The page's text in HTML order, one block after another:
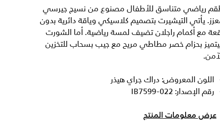
رياضي متناسق للأطفال مصنوع من نسيج جيرسي
يأتي التيشيرت بتصميم كلاسيكي وياقة دائرية بدون
مع أكمام راجلان تضيف لمسة رياضية. أما الشورت
بحزام خصر مطاطي مريح مع جيب بسحاب للتخزين
اللون المعروض: دراك جراي هيذر
رقم الإصدار: IB7599-022
عرض معلومات المنتج